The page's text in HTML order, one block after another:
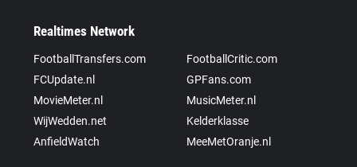
Realtimes Network
FootballTransfers.com
FootballCritic.com
FCUpdate.nl
GPFans.com
MovieMeter.nl
MusicMeter.nl
WijWedden.net
Kelderklasse
AnfieldWatch
MeeMetOranje.nl